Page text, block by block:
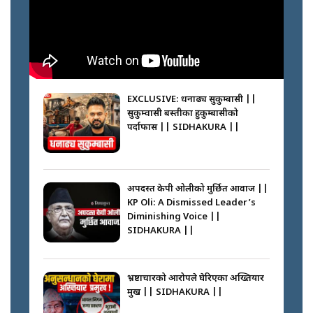
कस्तो छ नागढुङ्गा सुरुङमार्ग ? ||
प्रश्नपत्र लिक गर्ने सुलभ सर ? ||
SIDHAKURA ||
घरबाट निस्किएर आफ्नै घरमा आगो
लगाउन जानेलाई रोकौँः रवि लामिछाने ||
SIDHAKURA ||
|| PM BALEN ADDRESS ||
SIDHAKURA ||
|| Court Grievances Directly to
the Supreme Court ||
SIDHAKURA
EXCLUSIVE: धनाढ्य सुकुम्बासी ||
सुकुम्वासी बस्तीका हुकुम्बासीको
पर्दाफास || SIDHAKURA ||
अपदस्त केपी ओलीको मुर्छित आवाज ||
KP Oli: A Dismissed Leader’s
Diminishing Voice ||
SIDHAKURA ||
भ्रष्टाचारको आरोपले घेरिएका अख्तियार
प्रमुख || SIDHAKURA ||